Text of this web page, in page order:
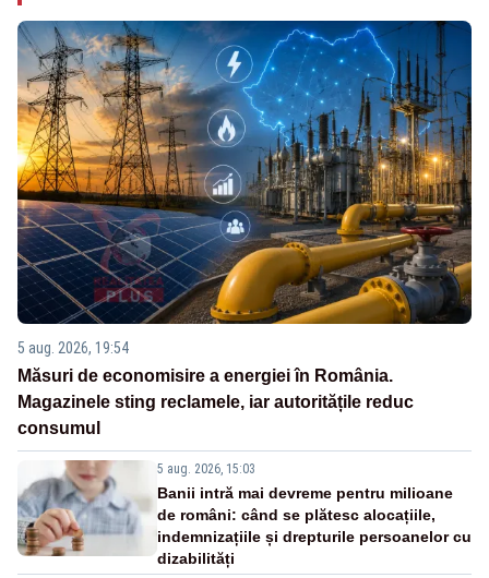
5 aug. 2026, 19:54
Măsuri de economisire a energiei în România.
Magazinele sting reclamele, iar autoritățile reduc
consumul
5 aug. 2026, 15:03
Banii intră mai devreme pentru milioane
de români: când se plătesc alocațiile,
indemnizațiile și drepturile persoanelor cu
dizabilități